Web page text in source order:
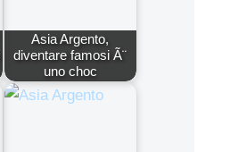
Asia Argento,
diventare famosi Ã¨
uno choc